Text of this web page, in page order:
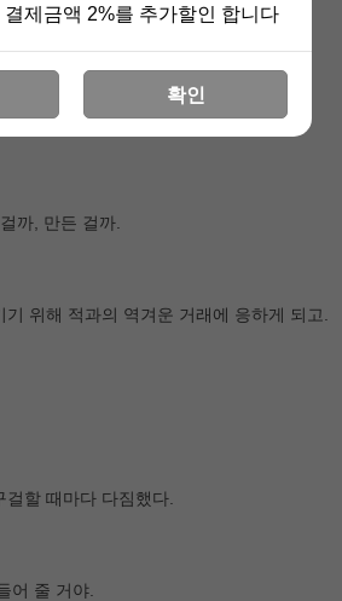
을 벗었을 때….
까, 만든 걸까.
위해 적과의 역겨운 거래에 응하게 되고.
할 때마다 다짐했다.
어 줄 거야.
제금액 2%를 추가할인 합니다
확인